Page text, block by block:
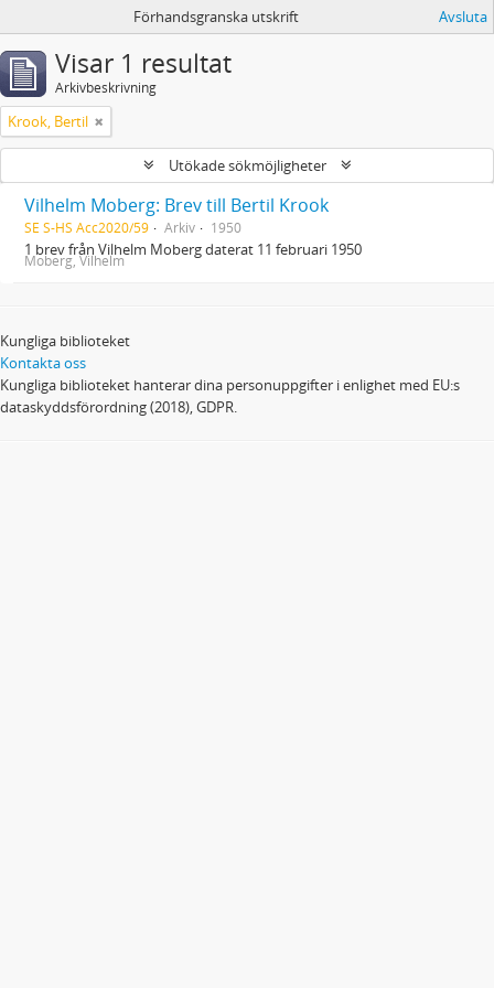
Förhandsgranska utskrift Avsluta
Visar 1 resultat
Arkivbeskrivning
Krook, Bertil
Utökade sökmöjligheter
Vilhelm Moberg: Brev till Bertil Krook
SE S-HS Acc2020/59 Arkiv 1950
1 brev från Vilhelm Moberg daterat 11 februari 1950
Moberg, Vilhelm
Kungliga biblioteket
Kontakta oss
Kungliga biblioteket hanterar dina personuppgifter i enlighet med EU:s
dataskyddsförordning (2018), GDPR.